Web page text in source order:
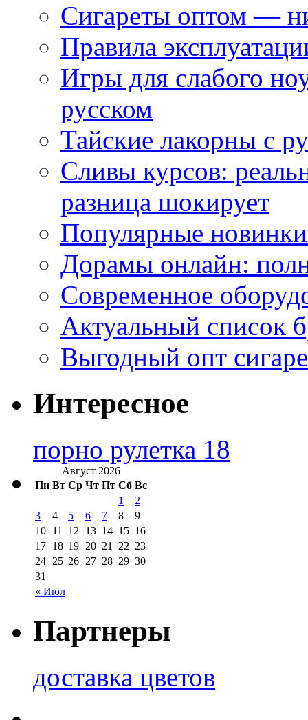
Сигареты оптом —
Правила
Игры для слабого
русском
Тайские лакорны с
Сливы курсов:
разница шокирует
Популярные
Дорамы онлайн:
Современное
Актуальный список
Выгодный опт
Интересное
порно рулетка 18
Август 2026
Пн Вт Ср Чт Пт Сб Вс
« Июл
1
2
3
4 5 6 7 8
9
10 11 12 13 14 15 16
17 18 19 20 21 22 23
24 25 26 27 28 29 30
31
Партнеры
доставка цветов